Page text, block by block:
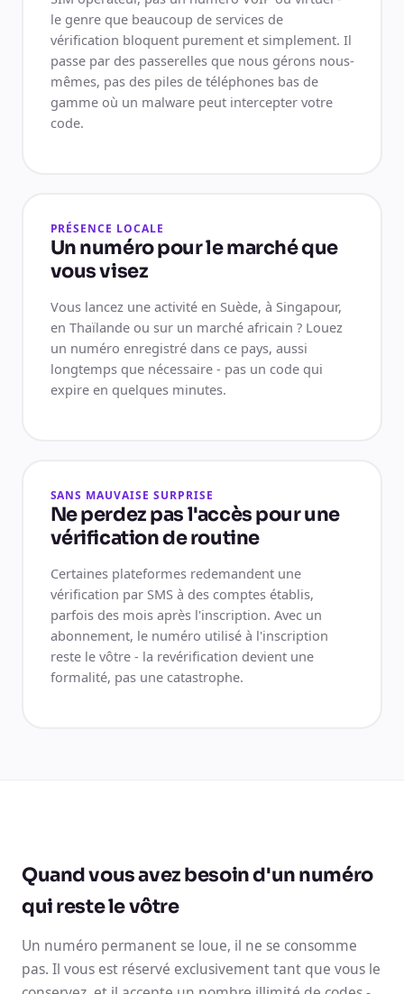
le genre que beaucoup de services de
vérification bloquent purement et simplement. Il
passe par des passerelles que nous gérons nous-
mêmes, pas des piles de téléphones bas de
gamme où un malware peut intercepter votre
code.
PRÉSENCE LOCALE
Un numéro pour le marché que
vous visez
Vous lancez une activité en Suède, à Singapour,
en Thaïlande ou sur un marché africain ? Louez
un numéro enregistré dans ce pays, aussi
longtemps que nécessaire - pas un code qui
expire en quelques minutes.
SANS MAUVAISE SURPRISE
Ne perdez pas l'accès pour une
vérification de routine
Certaines plateformes redemandent une
vérification par SMS à des comptes établis,
parfois des mois après l'inscription. Avec un
abonnement, le numéro utilisé à l'inscription
reste le vôtre - la revérification devient une
formalité, pas une catastrophe.
Quand vous avez besoin d'un numéro
qui reste le vôtre
Un numéro permanent se loue, il ne se consomme
pas. Il vous est réservé exclusivement tant que vous le